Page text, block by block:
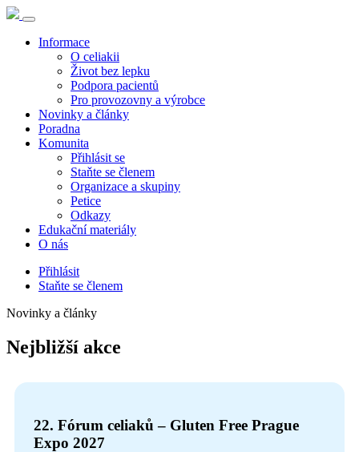
Informace
O celiakii
Život bez lepku
Podpora pacientů
Pro provozovny a výrobce
Novinky a články
Poradna
Komunita
Přihlásit se
Staňte se členem
Organizace a skupiny
Petice
Odkazy
Edukační materiály
O nás
Přihlásit
Staňte se členem
Novinky a články
Nejbližší akce
22. Fórum celiaků – Gluten Free Prague
Expo 2027